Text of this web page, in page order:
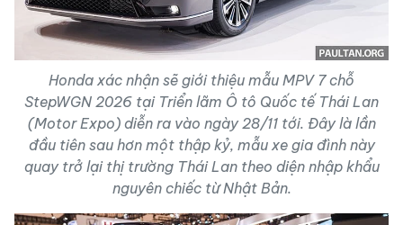
Honda xác nhận sẽ giới thiệu mẫu MPV 7 chỗ
StepWGN 2026 tại Triển lãm Ô tô Quốc tế Thái Lan
(Motor Expo) diễn ra vào ngày 28/11 tới. Đây là lần
đầu tiên sau hơn một thập kỷ, mẫu xe gia đình này
quay trở lại thị trường Thái Lan theo diện nhập khẩu
nguyên chiếc từ Nhật Bản.